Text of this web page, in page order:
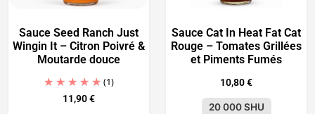
Sauce Seed Ranch Just
Wingin It – Citron Poivré &
Moutarde douce
(1)
11,90€
Sauce Cat In Heat Fat Cat
Rouge – Tomates Grillées
et Piments Fumés
10,80€
20 000 SHU